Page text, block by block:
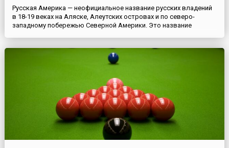
Русская Америка — неофициальное название русских владений
в 18-19 веках на Аляске, Алеутских островах и по северо-
западному побережью Северной Америки. Это название
а также после основания там русских поселений. Русские
поселенцы сыграли значительную роль в исследовании и